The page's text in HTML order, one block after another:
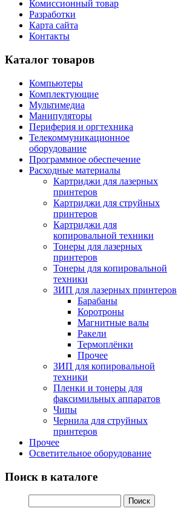
Комиссионный товар
Разработки
Карта сайта
Контакты
Каталог товаров
Компьютеры
Комплектующие
Мультимедиа
Манипуляторы
Периферия и оргтехника
Телекоммуникационное
оборудование
Программное обеспечение
Расходные материалы
Картриджи для лазерных
принтеров
Картриджи для струйных
принтеров
Картриджи для
копировальной техники
Тонеры для лазерных
принтеров
Тонеры для копировальной
техники
ЗИП для лазерных принтеров
Барабаны
Коротроны
Магнитные валы
Ракели
Термоплёнки
Прочее
ЗИП для копировальной
техники
Пленки и тонеры для
факсимильных аппаратов
Чипы
Чернила для струйных
принтеров
Прочее
Осветительное оборудование
Поиск в каталоге